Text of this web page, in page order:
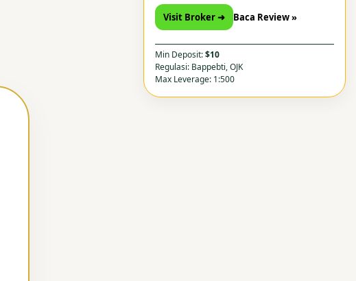
Visit Broker ➜ Baca Review »
Min Deposit:$10
Regulasi: Bappebti, OJK
Max Leverage: 1:500